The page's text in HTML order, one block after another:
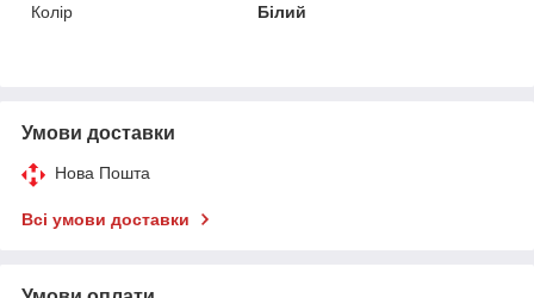
Колір
Білий
Умови доставки
Нова Пошта
Всі умови доставки